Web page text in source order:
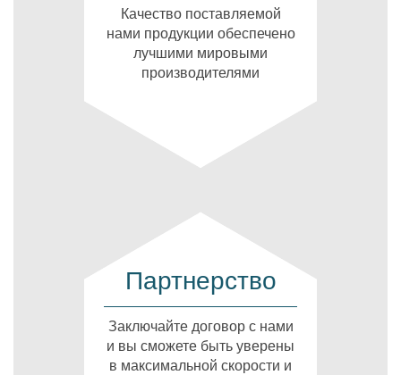
Качество поставляемой
нами продукции обеспечено
лучшими мировыми
производителями
Партнерство
Заключайте договор с нами
и вы сможете быть уверены
в максимальной скорости и